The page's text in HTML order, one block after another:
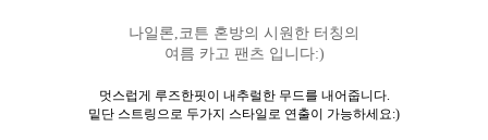
나일론,코튼 혼방의 시원한 터칭의
여름 카고 팬츠 입니다:)
멋스럽게 루즈한핏이 내추럴한 무드를 내어줍니다.
밑단 스트링으로 두가지 스타일로 연출이 가능하세요:)